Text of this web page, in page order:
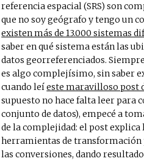
referencia espacial (SRS) son
que no soy geógrafo y tengo un
existen más de 13.000 sistemas
saber en qué sistema están las
datos georreferenciados.
es algo complejísimo, sin saber
cuando leíeste maravilloso post
supuesto no hace falta leer para
conjunto de datos), empecé a
de la complejidad: el post explica
herramientas de transformación
las conversiones, dando